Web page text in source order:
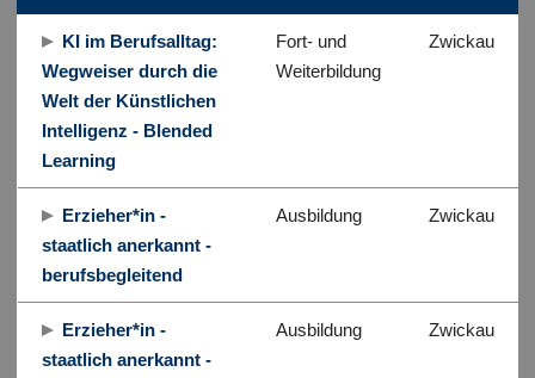
KI im Berufsalltag:
Wegweiser durch die
Welt der Künstlichen
Intelligenz - Blended
Learning
Fort- und
Weiterbildung
Zwickau
Erzieher*in -
staatlich anerkannt -
berufsbegleitend
Ausbildung Zwickau
Erzieher*in -
staatlich anerkannt -
Ausbildung Zwickau